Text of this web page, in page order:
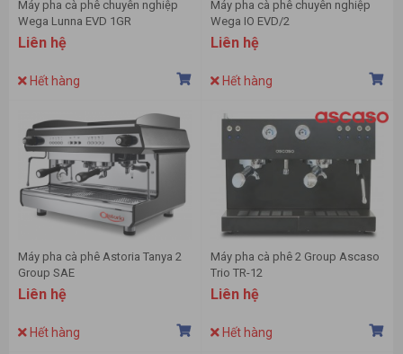
Máy pha cà phê chuyên nghiệp
Wega Lunna EVD 1GR
Liên hệ
Hết hàng
Máy pha cà phê chuyên nghiệp
Wega IO EVD/2
Liên hệ
Hết hàng
Máy pha cà phê Astoria Tanya 2
Group SAE
Liên hệ
Hết hàng
Máy pha cà phê 2 Group Ascaso
Trio TR-12
Liên hệ
Hết hàng